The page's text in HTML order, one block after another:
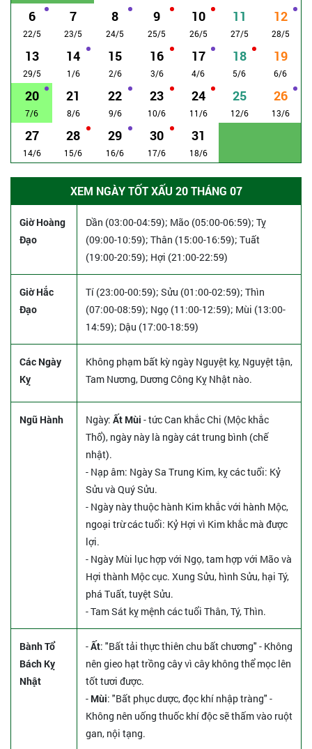
6
22/5
7
23/5
8
24/5
9
25/5
10
26/5
11
27/5
12
28/5
13
29/5
14
1/6
15
2/6
16
3/6
17
4/6
18
5/6
19
6/6
20
7/6
21
8/6
22
9/6
23
10/6
24
11/6
25
12/6
26
13/6
27
14/6
28
15/6
29
16/6
30
17/6
31
18/6
XEM NGÀY TỐT XẤU 20 THÁNG 07
Giờ Hoàng
Đạo
Dần (03:00-04:59); Mão (05:00-06:59); Tỵ
(09:00-10:59); Thân (15:00-16:59); Tuất
(19:00-20:59); Hợi (21:00-22:59)
Giờ Hắc
Đạo
Tí (23:00-00:59); Sửu (01:00-02:59); Thìn
(07:00-08:59); Ngọ (11:00-12:59); Mùi (13:00-
14:59); Dậu (17:00-18:59)
Các Ngày
Kỵ
Không phạm bất kỳ ngày Nguyệt kỵ, Nguyệt tận,
Tam Nương, Dương Công Kỵ Nhật nào.
Ngũ Hành Ngày: Ất Mùi - tức Can khắc Chi (Mộc khắc
Thổ), ngày này là ngày cát trung bình (chế
nhật).
- Nạp âm: Ngày Sa Trung Kim, kỵ các tuổi: Kỷ
Sửu và Quý Sửu.
- Ngày này thuộc hành Kim khắc với hành Mộc,
ngoại trừ các tuổi: Kỷ Hợi vì Kim khắc mà được
lợi.
- Ngày Mùi lục hợp với Ngọ, tam hợp với Mão và
Hợi thành Mộc cục. Xung Sửu, hình Sửu, hại Tý,
phá Tuất, tuyệt Sửu.
- Tam Sát kỵ mệnh các tuổi Thân, Tý, Thìn.
Bành Tổ
Bách Kỵ
Nhật
-Ất: "Bất tải thực thiên chu bất chương" - Không
nên gieo hạt trồng cây vì cây không thể mọc lên
tốt tươi được.
- Mùi: "Bất phục dược, đọc khí nhập tràng" -
Không nên uống thuốc khí độc sẽ thấm vào ruột
gan, nội tạng.